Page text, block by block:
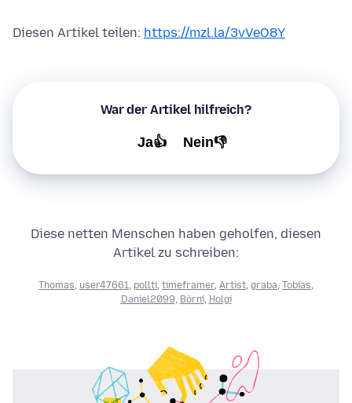
Diesen Artikel teilen: https://mzl.la/3vVeO8Y
War der Artikel hilfreich?
Ja👍 Nein👎
Diese netten Menschen haben geholfen, diesen
Artikel zu schreiben:
Thomas user47661 pollti timeframer, Artist graba Tobias
Daniel2099 Börni, Holgi